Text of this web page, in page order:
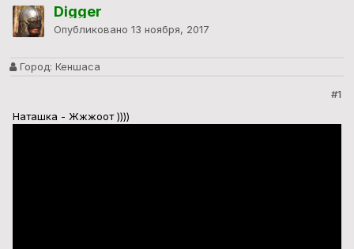
Digger
Опубликовано 13 ноября, 2017
Город: Кеншаса
#1
Наташка - Жжжоот ))))